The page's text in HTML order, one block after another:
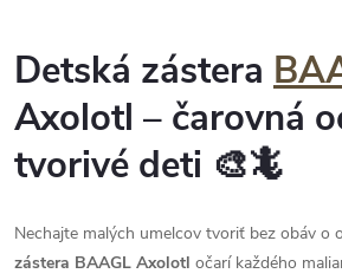
Detská zástera
Axolotl – čarovná
tvorivé deti 🎨🦎
Nechajte malých umelcov tvoriť bez obáv o
zástera BAAGL Axolotl očarí každého